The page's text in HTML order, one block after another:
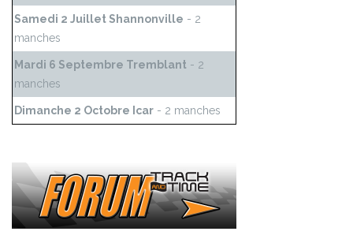
Samedi 2 Juillet Shannonville - 2
manches
Mardi 6 Septembre Tremblant - 2
manches
Dimanche 2 Octobre Icar - 2 manches